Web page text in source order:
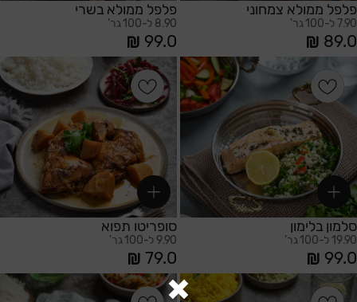
פלפל ממולא צמחוני
7.90 ל-100 גר'
89.0
פלפל ממולא בשרי
8.90 ל-100 גר'
99.0
הוספה לסל
סלמון בלימון
19.90 ל-100 גר'
99.0
הוספה לסל
סופריטו תפוא
9.90 ל-100 גר'
79.0
הוספה לסל הוספה לסל